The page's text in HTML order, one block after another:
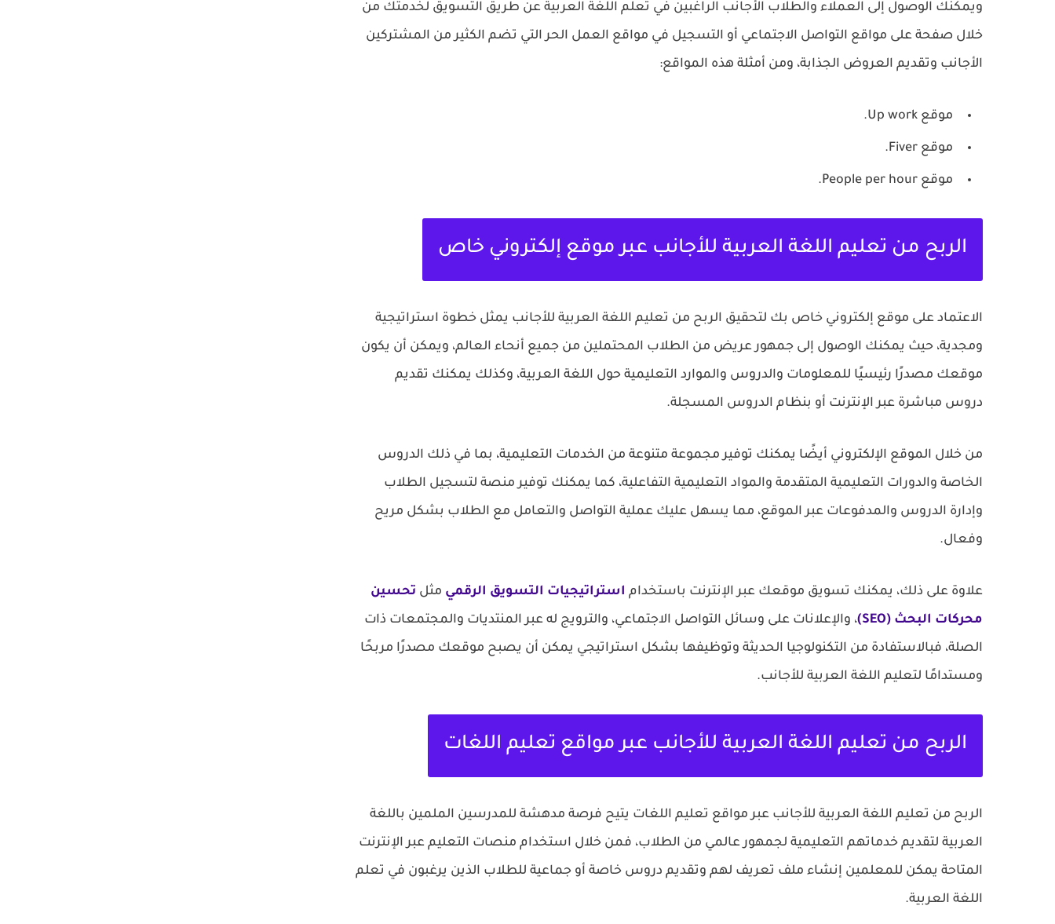
ويمكنك الوصول إلى العملاء والطلاب الأجانب الراغبين في تعلم اللغة العربية عن طريق التسويق لخدمتك من
خلال صفحة على مواقع التواصل الاجتماعي أو التسجيل في مواقع العمل الحر التي تضم الكثير من المشتركين
الأجانب وتقديم العروض الجذابة، ومن أمثلة هذه المواقع:
موقع Up work.
موقع Fiver.
موقع People per hour.
الربح من تعليم اللغة العربية للأجانب عبر موقع إلكتروني خاص
الاعتماد على موقع إلكتروني خاص بك لتحقيق الربح من تعليم اللغة العربية للأجانب يمثل خطوة استراتيجية
ومجدية، حيث يمكنك الوصول إلى جمهور عريض من الطلاب المحتملين من جميع أنحاء العالم، ويمكن أن يكون
موقعك مصدرًا رئيسيًا للمعلومات والدروس والموارد التعليمية حول اللغة العربية، وكذلك يمكنك تقديم
دروس مباشرة عبر الإنترنت أو بنظام الدروس المسجلة.
من خلال الموقع الإلكتروني أيضًا يمكنك توفير مجموعة متنوعة من الخدمات التعليمية، بما في ذلك الدروس
الخاصة والدورات التعليمية المتقدمة والمواد التعليمية التفاعلية، كما يمكنك توفير منصة لتسجيل الطلاب
وإدارة الدروس والمدفوعات عبر الموقع، مما يسهل عليك عملية التواصل والتعامل مع الطلاب بشكل مريح
وفعال.
علاوة على ذلك، يمكنك تسويق موقعك عبر الإنترنت باستخدام استراتيجيات التسويق الرقمي مثل تحسين
محركات البحث (SEO)
، والإعلانات على وسائل التواصل الاجتماعي، والترويج له عبر المنتديات والمجتمعات ذات
الصلة، فبالاستفادة من التكنولوجيا الحديثة وتوظيفها بشكل استراتيجي يمكن أن يصبح موقعك مصدرًا مربحًا
ومستدامًا لتعليم اللغة العربية للأجانب.
الربح من تعليم اللغة العربية للأجانب عبر مواقع تعليم اللغات
الربح من تعليم اللغة العربية للأجانب عبر مواقع تعليم اللغات يتيح فرصة مدهشة للمدرسين الملمين باللغة
العربية لتقديم خدماتهم التعليمية لجمهور عالمي من الطلاب، فمن خلال استخدام منصات التعليم عبر الإنترنت
المتاحة يمكن للمعلمين إنشاء ملف تعريف لهم وتقديم دروس خاصة أو جماعية للطلاب الذين يرغبون في تعلم
اللغة العربية.